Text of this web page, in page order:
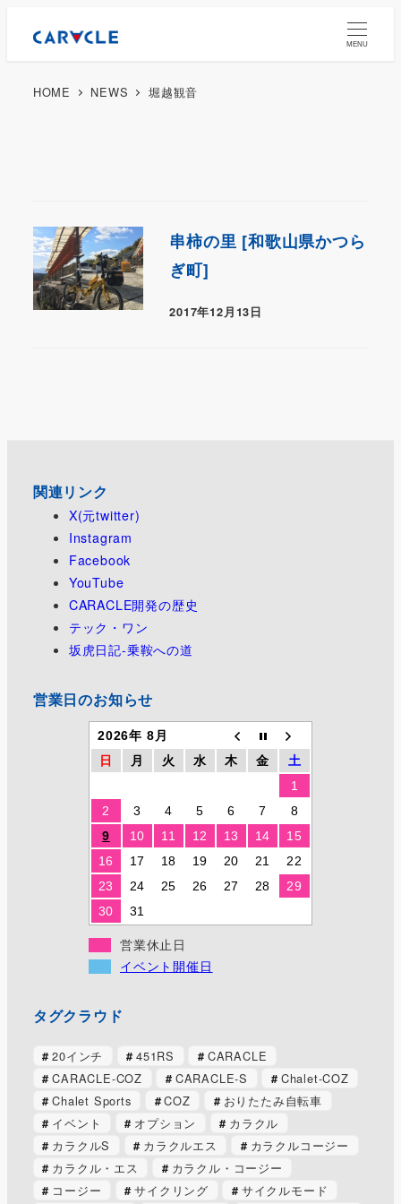
MENU
HOME NEWS 堀越観音
串柿の里 [和歌山県かつら
ぎ町]
2017年12月13日
関連リンク
X(元twitter)
Instagram
Facebook
YouTube
CARACLE開発の歴史
テック・ワン
坂虎日記-乗鞍への道
営業日のお知らせ
2026年 8月
日
月 火 水 木 金
土
1
2
3 4 5 6 7
8
9
10 11 12 13 14
15
16
17 18 19 20 21
22
23
24 25 26 27 28
29
30
31
営業休止日
イベント開催日
タグクラウド
20インチ 451RS
CARACLE
CARACLE-COZ
CARACLE-S
Chalet-COZ
Chalet Sports
COZ
おりたたみ自転車
イベント
オプション
カラクル
カラクルS
カラクルエス
カラクルコージー
カラクル・エス
カラクル・コージー
コージー
サイクリング
サイクルモード